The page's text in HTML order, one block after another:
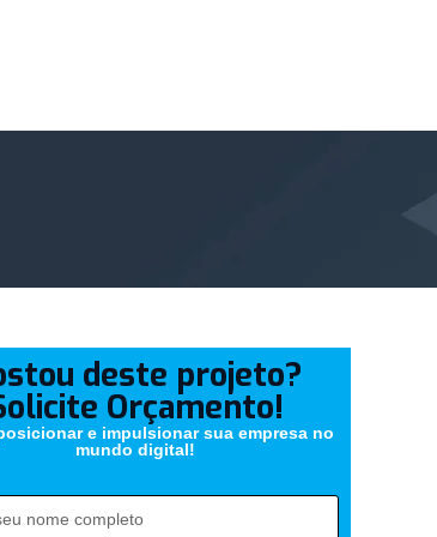
deste projeto?
Orçamento!
e impulsionar sua empresa no
mundo digital!